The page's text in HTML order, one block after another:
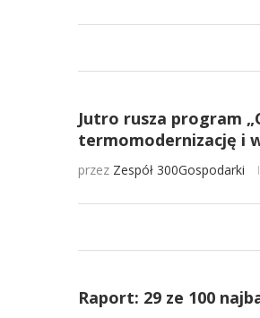
Jutro rusza program
termomodernizację i
przez Zespół 300Gospodarki
Raport: 29 ze 100